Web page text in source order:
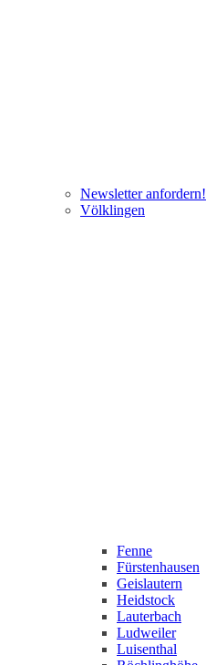
Newsletter anfordern!
Völklingen
Fenne
Fürstenhausen
Geislautern
Heidstock
Lauterbach
Ludweiler
Luisenthal